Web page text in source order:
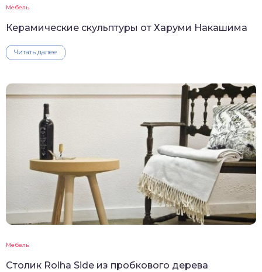
Мебель
Керамические скульптуры от Харуми Накашима
Читать далее
Мебель
Столик Rolha Side из пробкового дерева